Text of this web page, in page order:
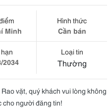
Minh
Hình thức
Cần bán
2034
Loại tin
Thường
vặt, quý khách vui lòng không
người đăng tin!